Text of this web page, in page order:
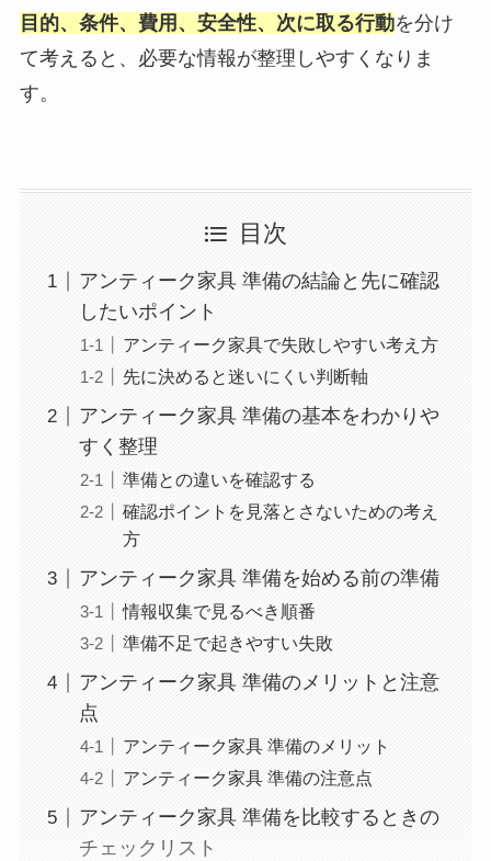
目的、条件、費用、安全性、次に取る行動を分け
て考えると、必要な情報が整理しやすくなりま
す。
目次
アンティーク家具 準備の結論と先に確認
したいポイント
アンティーク家具で失敗しやすい考え方
先に決めると迷いにくい判断軸
アンティーク家具 準備の基本をわかりや
すく整理
準備との違いを確認する
確認ポイントを見落とさないための考え
方
アンティーク家具 準備を始める前の準備
情報収集で見るべき順番
準備不足で起きやすい失敗
アンティーク家具 準備のメリットと注意
点
アンティーク家具 準備のメリット
アンティーク家具 準備の注意点
アンティーク家具 準備を比較するときの
チェックリスト